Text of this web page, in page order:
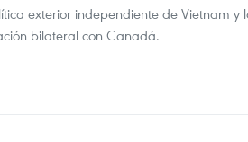
exterior independiente de Vietnam y
bilateral con Canadá.